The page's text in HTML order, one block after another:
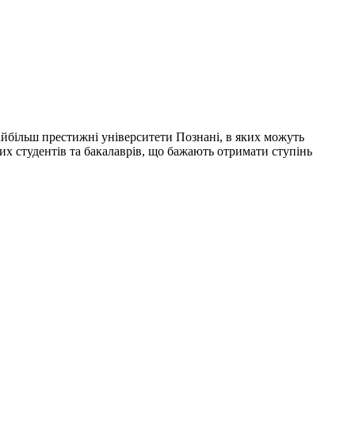
престижні університети Познані, в яких можуть
студентів та бакалаврів, що бажають отримати ступінь